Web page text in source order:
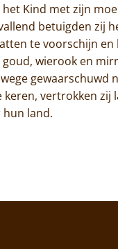
Kind met zijn
betuigden zij
te voorschijn
wierook en
gewaarschuwd
vertrokken zij
hun land.